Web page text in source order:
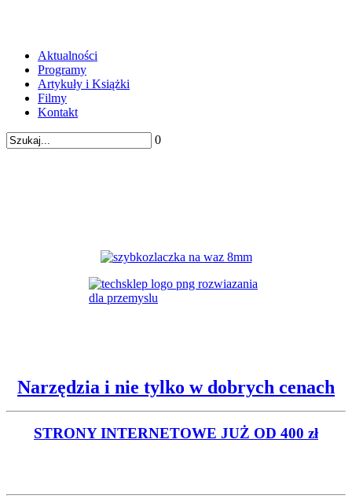
Aktualności
Programy
Artykuły i Książki
Filmy
Kontakt
0
Narzędzia i nie tylko w dobrych cenach
STRONY INTERNETOWE JUŻ OD 400 zł